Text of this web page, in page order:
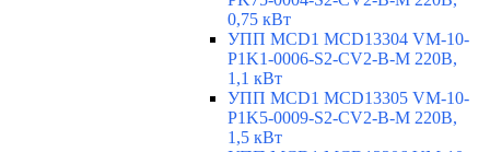
0,75 кВт
УПП MCD1 MCD13304 VM-10-
P1K1-0006-S2-CV2-B-M 220В,
1,1 кВт
УПП MCD1 MCD13305 VM-10-
P1K5-0009-S2-CV2-B-M 220В,
1,5 кВт